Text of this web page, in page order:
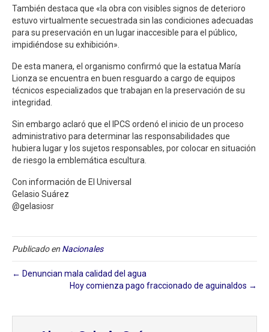
También destaca que «la obra con visibles signos de deterioro
estuvo virtualmente secuestrada sin las condiciones adecuadas
para su preservación en un lugar inaccesible para el público,
impidiéndose su exhibición».
De esta manera, el organismo confirmó que la estatua María
Lionza se encuentra en buen resguardo a cargo de equipos
técnicos especializados que trabajan en la preservación de su
integridad.
Sin embargo aclaró que el IPCS ordenó el inicio de un proceso
administrativo para determinar las responsabilidades que
hubiera lugar y los sujetos responsables, por colocar en situación
de riesgo la emblemática escultura.
Con información de El Universal
Gelasio Suárez
@gelasiosr
Publicado en Nacionales
← Denuncian mala calidad del agua
Hoy comienza pago fraccionado de aguinaldos →